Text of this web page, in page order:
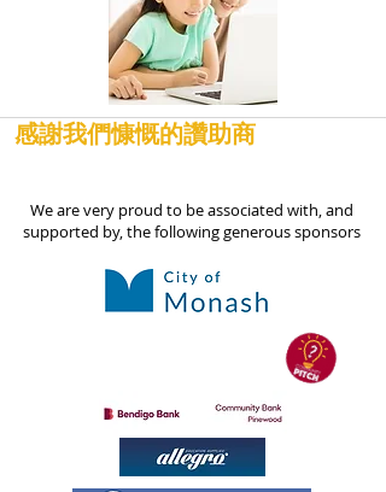
感謝我們慷慨的讚助商
We are very proud to be associated with, and
supported by, the following generous sponsors